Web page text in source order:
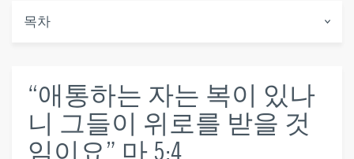
목차
“애통하는 자는 복이 있나
니 그들이 위로를 받을 것
임이요” 마 5:4